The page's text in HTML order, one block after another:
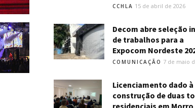
CCHLA 15 de abril de 2026
Decom abre seleção
de trabalhos para a
Expocom Nordeste
COMUNICAÇÃO 7 de maio
Licenciamento dado à
construção de duas
residenciais em Morro